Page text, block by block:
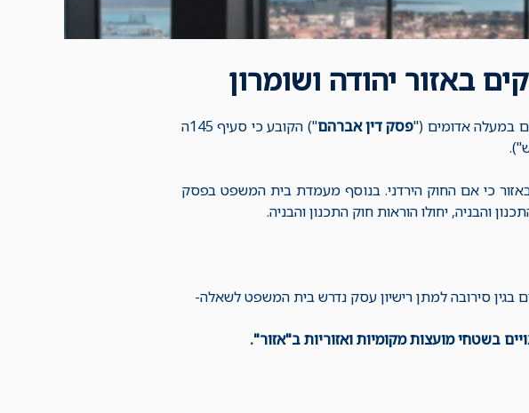
באזור יהודה ושומרון
פסק דין אברהם
") הקובע כי סעיף 145ה
באזור כי אם החוק הירדני. בנוסף מעמדת בית המשפט בפסק
והבניה, יחולו הוראות חוק התכנון והבניה.
סירובה למתן רישיון עסק נדרש בית המשפט לשאלה-